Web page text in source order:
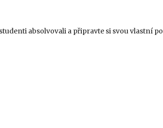
absolvovali a připravte si svou vlastní